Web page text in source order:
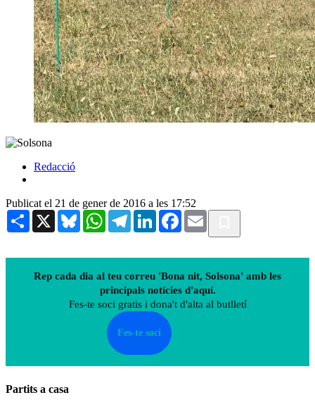
Redacció
Publicat el 21 de gener de 2016 a les 17:52
Share X BlueskyWhatsAppTelegramLinkedInFacebook
Email
Rep cada dia al teu correu 'Bona nit, Solsona' amb les
principals notícies d'aquí.
Fes-te soci gratis i dona't d'alta al butlletí
Fes-te soci
Partits a casa